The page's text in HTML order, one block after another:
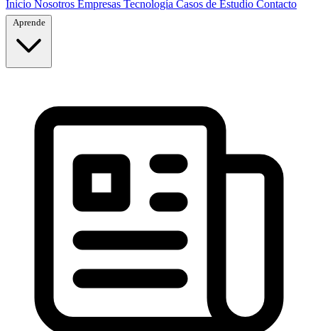
Inicio Nosotros Empresas Tecnología Casos de Estudio Contacto
Aprende